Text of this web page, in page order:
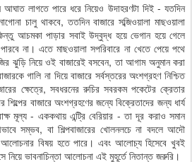
লাগতে পারে ধরে নিয়েও উদাহরণটা দিই - যতদিন
চালু থাকবে, ততদিন বাজারে সব্জিওয়ালা মাছওয়ালা
আচমকা পাড়ার সবাই উদ্বুদ্ধ হয়ে ভেগান হয়ে গেলে
না। এতে মাছওয়ালা সপরিবারে না খেতে পেয়ে পথে
ঝুড়ি নিয়ে ওই বাজারেই বসবেন, তা আগাম অনুমান করা
গালি না দিয়ে বাজারে সর্বস্তরের অংশগ্রহণ নিশ্চিত
ক্ষেত্রে, সবধরনের রুচির সবরকম পকেটের ক্রেতার
বাজারে অংশগ্রহণের জন্যে বিক্রেতাদের জন্য ধার্য
মূল্য - এককথায় এন্ট্রি বেরিয়ার - তা দূর করাও সমান
সম্ভব, বা শিল্পবাজারের খোলনলচে না বদলে আদৌ
বিষয় হতে পারে। এবং আলোচ্য হিসেবে খুবই
ভাবনাচিন্তা আলোচনা এই মুহূর্তে নিতান্ত জরুরি।